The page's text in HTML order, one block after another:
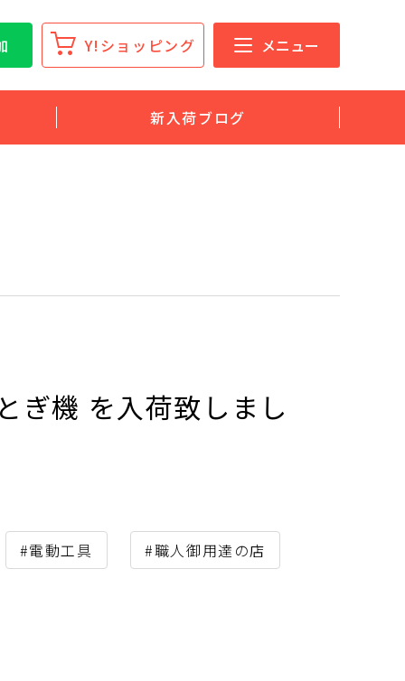
Y!ショッピング メニュー
新入荷ブログ
ぎ機 を入荷致しまし
#電動工具 #職人御用達の店